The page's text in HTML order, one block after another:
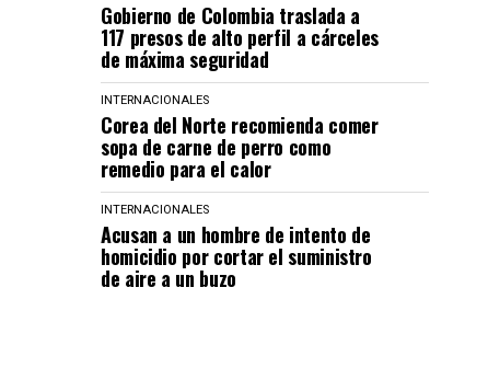
Gobierno de Colombia traslada a
117 presos de alto perfil a cárceles
de máxima seguridad
INTERNACIONALES
Corea del Norte recomienda comer
sopa de carne de perro como
remedio para el calor
INTERNACIONALES
Acusan a un hombre de intento de
homicidio por cortar el suministro
de aire a un buzo